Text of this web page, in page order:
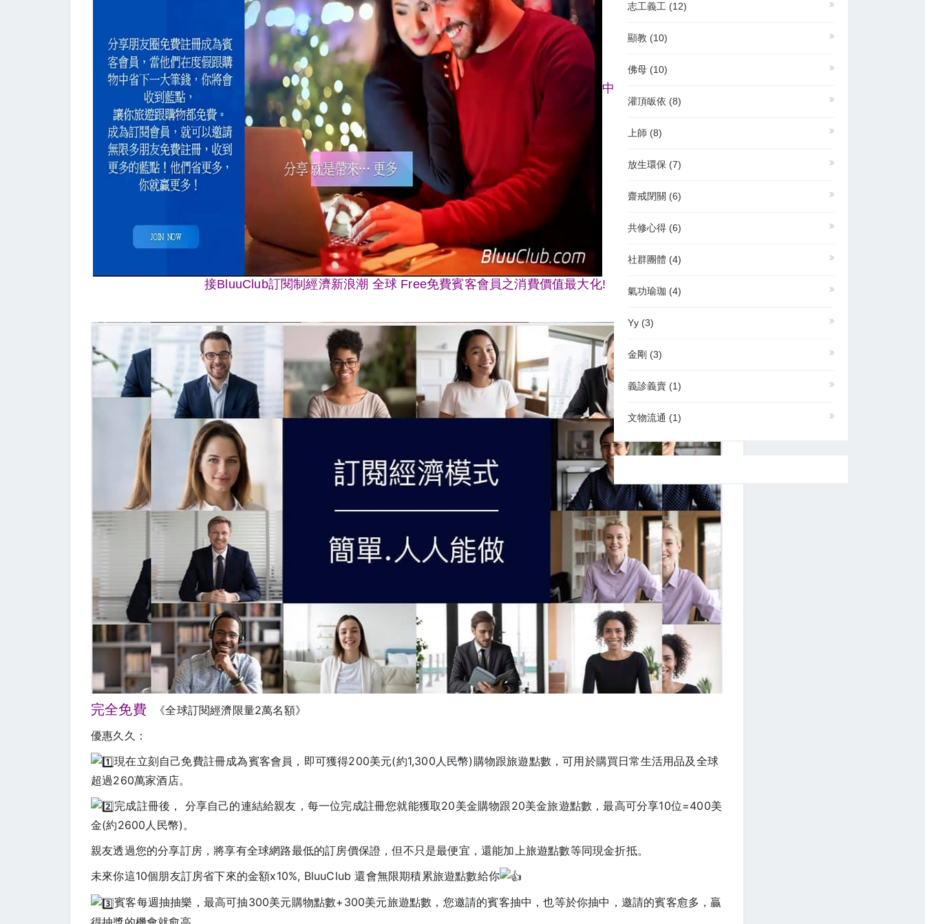
中華藝術網 2021年迎
接BluuClub訂閱制經濟新浪潮 全球 Free免費賓客會員之消費價值最大化!
完全免費
《全球訂閱經濟限量2萬名額》
優惠久久：
現在立刻自己免費註冊成為賓客會員，即可獲得200美元(約1,300人民幣)購物跟旅遊點數，可用於購買日常生活用品及全球
超過260萬家酒店。
完成註冊後， 分享自己的連結給親友，每一位完成註冊您就能獲取20美金購物跟20美金旅遊點數，最高可分享10位=400美
金(約2600人民幣)。
親友透過您的分享訂房，將享有全球網路最低的訂房價保證，但不只是最便宜，還能加上旅遊點數等同現金折抵。
未來你這10個朋友訂房省下來的金額x10%, BluuClub 還會無限期積累旅遊點數給你
賓客每週抽抽樂，最高可抽300美元購物點數+300美元旅遊點數，您邀請的賓客抽中，也等於你抽中，邀請的賓客愈多，贏
志工義工 (12)
顯教 (10)
佛母 (10)
灌頂皈依 (8)
上師 (8)
放生環保 (7)
齋戒閉關 (6)
共修心得 (6)
社群團體 (4)
氣功瑜珈 (4)
Yy (3)
金剛 (3)
義診義賣 (1)
文物流通 (1)